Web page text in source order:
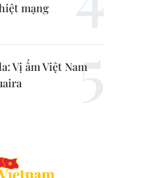
mạng
Vị ấm Việt Nam